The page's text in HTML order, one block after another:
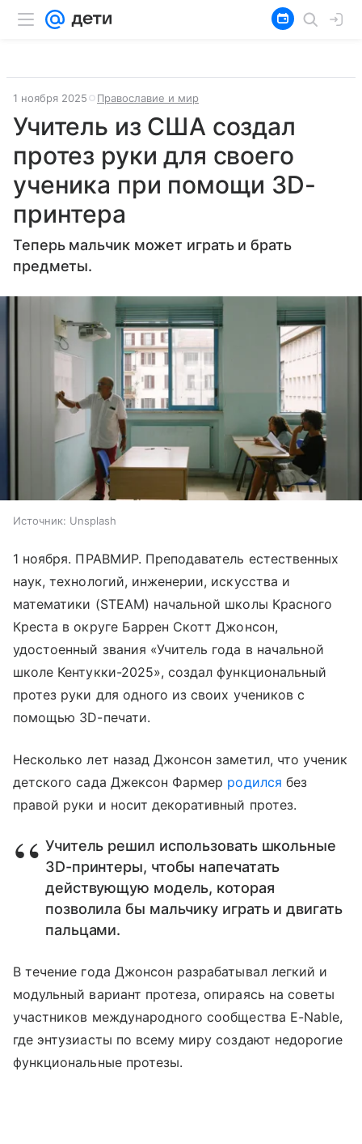
1 ноября 2025 Православие и мир
Учитель из США создал
протез руки для своего
ученика при помощи 3D-
принтера
Теперь мальчик может играть и брать
предметы.
Источник: Unsplash
1 ноября. ПРАВМИР. Преподаватель естественных
наук, технологий, инженерии, искусства и
математики (STEAM) начальной школы Красного
Креста в округе Баррен Скотт Джонсон,
удостоенный звания «Учитель года в начальной
школе Кентукки-2025», создал функциональный
протез руки для одного из своих учеников с
помощью 3D-печати.
Несколько лет назад Джонсон заметил, что ученик
детского сада Джексон Фармер родился без
правой руки и носит декоративный протез.
Учитель решил использовать школьные
3D-принтеры, чтобы напечатать
действующую модель, которая
позволила бы мальчику играть и двигать
пальцами.
В течение года Джонсон разрабатывал легкий и
модульный вариант протеза, опираясь на советы
участников международного сообщества E-Nable,
где энтузиасты по всему миру создают недорогие
функциональные протезы.